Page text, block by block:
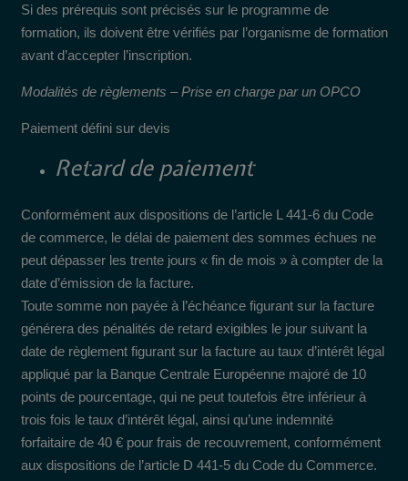
Si des prérequis sont précisés sur le programme de
formation, ils doivent être vérifiés par l’organisme de formation
avant d’accepter l’inscription.
Modalités de règlements – Prise en charge par un OPCO
Paiement défini sur devis
Retard de paiement
Conformément aux dispositions de l’article L 441-6 du Code
de commerce, le délai de paiement des sommes échues ne
peut dépasser les trente jours « fin de mois » à compter de la
date d’émission de la facture.
Toute somme non payée à l’échéance figurant sur la facture
générera des pénalités de retard exigibles le jour suivant la
date de règlement figurant sur la facture au taux d’intérêt légal
appliqué par la Banque Centrale Européenne majoré de 10
points de pourcentage, qui ne peut toutefois être inférieur à
trois fois le taux d’intérêt légal, ainsi qu’une indemnité
forfaitaire de 40 € pour frais de recouvrement, conformément
aux dispositions de l’article D 441-5 du Code du Commerce.